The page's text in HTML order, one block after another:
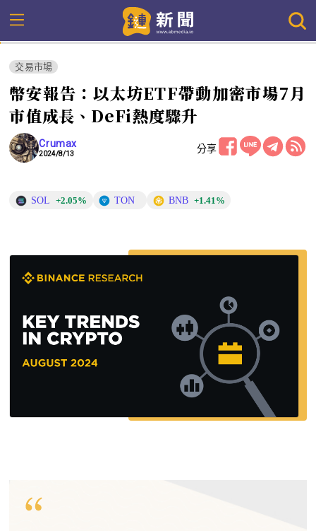
交易市場
幣安報告：以太坊ETF帶動加密市場7月
市值成長、DeFi熱度驟升
Crumax
2024/8/13 分享
SOL +2.05% TON BNB +1.41%